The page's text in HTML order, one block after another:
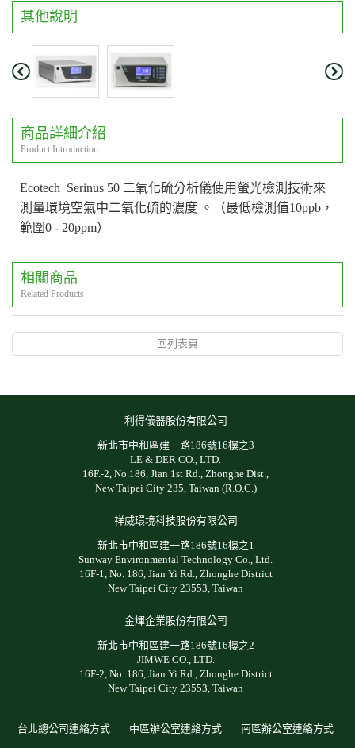
其他說明
商品詳細介紹
Product Introduction
Ecotech Serinus 50 二氧化硫分析儀使用螢光檢測技術來
測量環境空氣中二氧化硫的濃度 。（最低檢測值10ppb，
範圍0 - 20ppm）
相關商品
Related Products
回列表頁
利得儀器股份有限公司
新北市中和區建一路186號16樓之3
LE & DER CO., LTD.
16F.-2, No.186, Jian 1st Rd., Zhonghe Dist.,
New Taipei City 235, Taiwan (R.O.C.)
祥威環境科技股份有限公司
新北市中和區建一路186號16樓之1
Sunway Environmental Technology Co., Ltd.
16F-1, No. 186, Jian Yi Rd., Zhonghe District
New Taipei City 23553, Taiwan
金煇企業股份有限公司
新北市中和區建一路186號16樓之2
JIMWE CO., LTD.
16F-2, No. 186, Jian Yi Rd., Zhonghe District
New Taipei City 23553, Taiwan
台北總公司連絡方式 中區辦公室連絡方式 南區辦公室連絡方式